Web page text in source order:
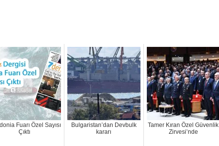
Fuarı Özel Sayısı
Çıktı
Bulgaristan’dan Devbulk
kararı
Tamer Kıran Özel Güvenlik
Zirvesi’nde